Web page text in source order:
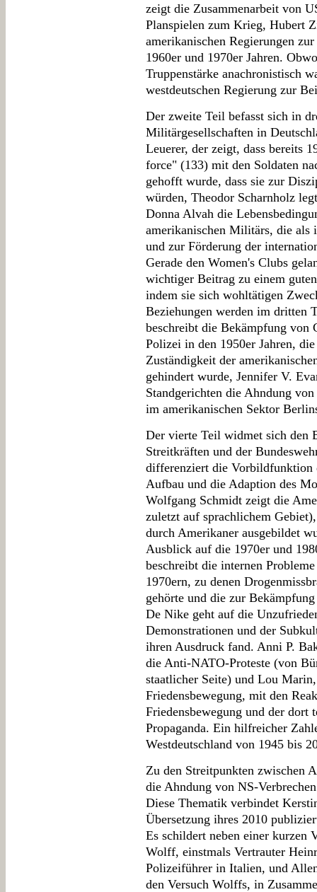
zeigt die Zusammenarbeit von
Planspielen zum Krieg, Hubert
amerikanischen Regierungen
1960er und 1970er Jahren.
Truppenstärke anachronistisch
westdeutschen Regierung zur
Der zweite Teil befasst sich in
Militärgesellschaften in
Leuerer, der zeigt, dass bereits
force" (133) mit den Soldaten
gehofft wurde, dass sie zur
würden, Theodor Scharnholz
Donna Alvah die
amerikanischen Militärs, die
und zur Förderung der
Gerade den Women's Clubs
wichtiger Beitrag zu einem
indem sie sich wohltätigen
Beziehungen werden im dritten
beschreibt die Bekämpfung
Polizei in den 1950er Jahren,
Zuständigkeit der
gehindert wurde, Jennifer V.
Standgerichten die Ahndung
im amerikanischen Sektor
Der vierte Teil widmet sich den
Streitkräften und der
differenziert die Vorbildfunktion
Aufbau und die Adaption des
Wolfgang Schmidt zeigt die
zuletzt auf sprachlichem
durch Amerikaner ausgebildet
Ausblick auf die 1970er und
beschreibt die internen
1970ern, zu denen
gehörte und die zur
De Nike geht auf die
Demonstrationen und der
ihren Ausdruck fand. Anni P.
die Anti-NATO-Proteste (von
staatlicher Seite) und Lou
Friedensbewegung, mit den
Friedensbewegung und der dort
Propaganda. Ein hilfreicher
Westdeutschland von 1945 bis
Zu den Streitpunkten zwischen
die Ahndung von NS-
Diese Thematik verbindet
Übersetzung ihres 2010
Es schildert neben einer kurzen
Wolff, einstmals Vertrauter
Polizeiführer in Italien, und
den Versuch Wolffs, in